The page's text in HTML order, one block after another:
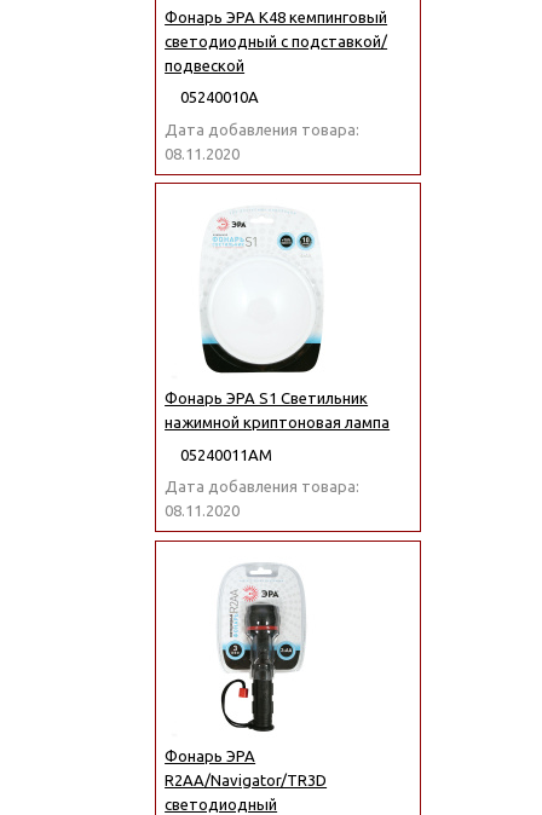
Фонарь ЭРА K48 кемпинговый
светодиодный с подставкой/
подвеской
05240010А
Дата добавления товара:
08.11.2020
Фонарь ЭРА S1 Светильник
нажимной криптоновая лампа
05240011АМ
Дата добавления товара:
08.11.2020
Фонарь ЭРА
R2AA/Navigator/TR3D
светодиодный